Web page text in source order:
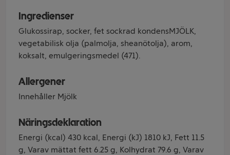
Ingredienser
Glukossirap, socker, fet sockrad kondensMJÖLK,
vegetabilisk olja (palmolja, sheanötolja), arom,
koksalt, emulgeringsmedel (471).
Allergener
Innehåller Mjölk
Näringsdeklaration
Energi (kcal) 430 kcal, Energi (kJ) 1810 kJ, Fett 11.5
g, Varav mättat fett 6.25 g, Kolhydrat 79.6 g, Varav